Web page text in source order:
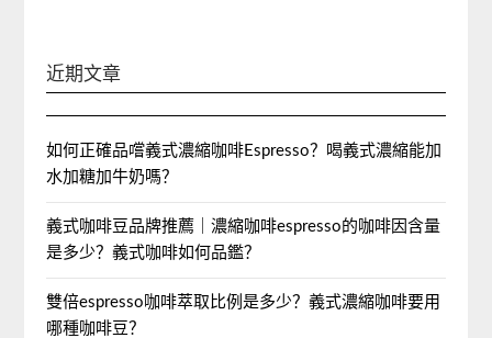
近期文章
如何正確品嚐義式濃縮咖啡Espresso？喝義式濃縮能加
水加糖加牛奶嗎？
義式咖啡豆品牌推薦｜濃縮咖啡espresso的咖啡因含量
是多少？義式咖啡如何品鑑？
雙倍espresso咖啡萃取比例是多少？義式濃縮咖啡要用
哪種咖啡豆？